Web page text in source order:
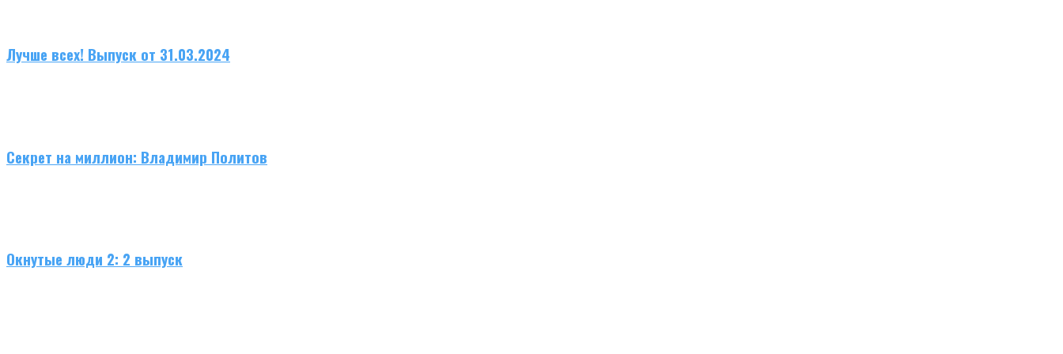
Лучше всех! Выпуск от 31.03.2024
Секрет на миллион: Владимир Политов
Окнутые люди 2: 2 выпуск